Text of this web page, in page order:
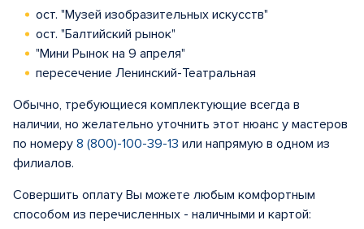
ост. "Музей изобразительных искусств"
ост. "Балтийский рынок"
"Мини Рынок на 9 апреля"
пересечение Ленинский-Театральная
Обычно, требующиеся комплектующие всегда в
наличии, но желательно уточнить этот нюанс у мастеров
по номеру 8 (800)-100-39-13 или напрямую в одном из
филиалов.
Совершить оплату Вы можете любым комфортным
способом из перечисленных - наличными и картой: